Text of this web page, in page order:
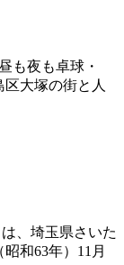
も夜も卓球・
大塚の街と人
、埼玉県さいた
和63年）11月